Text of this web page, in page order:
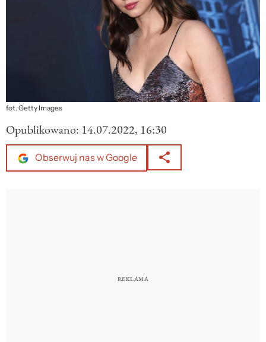
fot. Getty Images
Opublikowano: 14.07.2022, 16:30
Obserwuj nas w Google